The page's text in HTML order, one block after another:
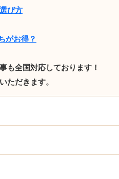
び方
がお得？
も全国対応しております！
ただきます。